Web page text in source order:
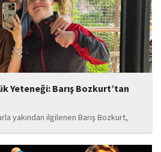
Yeteneği: Barış Bozkurt’tan
yakından ilgilenen Barış Bozkurt,
ile hem eğitim camiasının hem de
“Hayatta yaşattığın mutluluk en güzel